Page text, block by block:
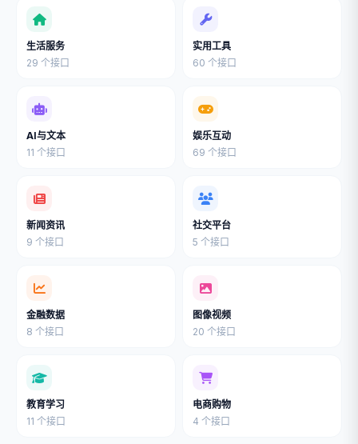
生活服务
29 个接口
实用工具
60 个接口
AI与文本
11 个接口
娱乐互动
69 个接口
新闻资讯
9 个接口
社交平台
5 个接口
金融数据
8 个接口
图像视频
20 个接口
教育学习
11 个接口
电商购物
4 个接口